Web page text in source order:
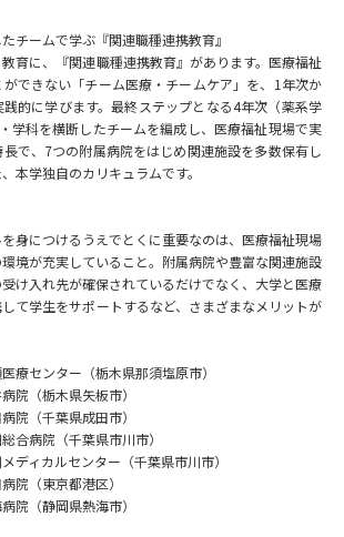
進路の３択
ページ
新学年スタート号特集ページ
（高2生用）
などを調べる
索 実施プログラムから探す
特集
受験準備
調べる
チームで学ぶ『関連職種連携教育』
育に、『関連職種連携教育』があります。医療福祉
できない「チーム医療・チームケア」を、1年次か
的に学びます。最終ステップとなる4年次（薬系学
学科を横断したチームを編成し、医療福祉現場で実
で、7つの附属病院をはじめ関連施設を多数保有し
本学独自のカリキュラムです。
身につけるうえでとくに重要なのは、医療福祉現場
境が充実していること。附属病院や豊富な関連施設
け入れ先が確保されているだけでなく、大学と医療
て学生をサポートするなど、さまざまなメリットが
療センター（栃木県那須塩原市）
院（栃木県矢板市）
院（千葉県成田市）
合病院（千葉県市川市）
ディカルセンター（千葉県市川市）
院（東京都港区）
院（静岡県熱海市）